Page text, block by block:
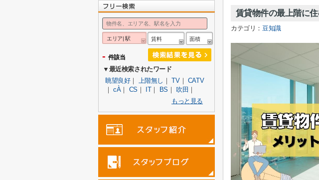
賃貸物件の最上階に
カテゴリ：豆知識
エリア| 駅 賃料 面積
- 件該当
▼最近検索されたワード
眺望良好｜ 上階無し ｜TV｜ CATV
｜cÀ｜ CS ｜ IT｜ BS ｜ 吹田 ｜
もっと見る